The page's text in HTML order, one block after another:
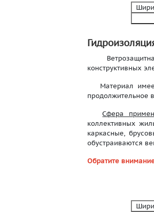
Ветрозащитная
конструктивных
Материал
продолжительное
Сфера
коллективных
каркасные,
обустраиваются
Обратите